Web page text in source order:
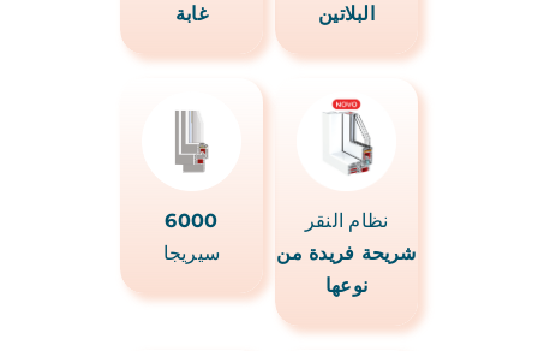
البلاتين
غابة
نظام النقر
شريحة فريدة من
نوعها
6000
سيريجا